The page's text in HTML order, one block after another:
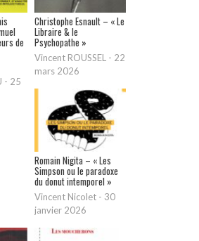
de
- 25
Christophe Esnault – « Le
Libraire & le
Psychopathe »
Vincent ROUSSEL - 22
mars 2026
Romain Nigita – « Les
Simpson ou le paradoxe
du donut intemporel »
Vincent Nicolet - 30
janvier 2026